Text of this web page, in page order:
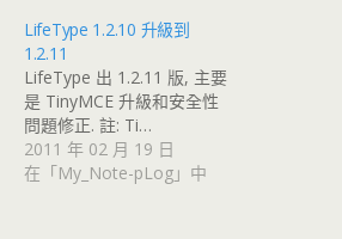
LifeType 1.2.10 升級到
1.2.11
LifeType 出 1.2.11 版, 主要
是 TinyMCE 升級和安全性
問題修正. 註: Ti…
2011 年 02 月 19 日
在「My_Note-pLog」中